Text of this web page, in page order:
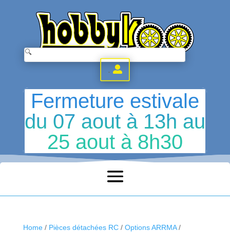
.
Fermeture estivale
du 07 aout à 13h au
25 aout à 8h30
Home/ Pièces détachées RC/ Options ARRMA/